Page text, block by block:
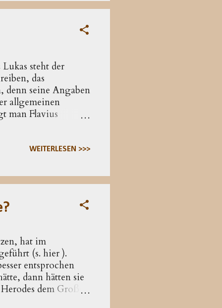
steht der
das
denn seine Angaben
allgemeinen
man Flavius
ebenso der
sucht. Lukas
WEITERLESEN >>>
hat im
(s. hier ).
entsprochen
dann hätten sie
dem Großen